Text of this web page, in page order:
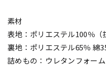
素材
表地：ポリエステル100％（
裏地：ポリエステル65％ 綿
詰めもの：ウレタンフォーム